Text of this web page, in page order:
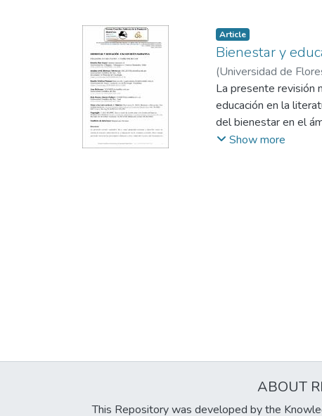
Article
Bienestar y
(Universidad de
Balbuena, José;
La presente revisión
educación en la
del bienestar en el
Para llevar a cabo la
Show more
ABOUT
This Repository was developed by the